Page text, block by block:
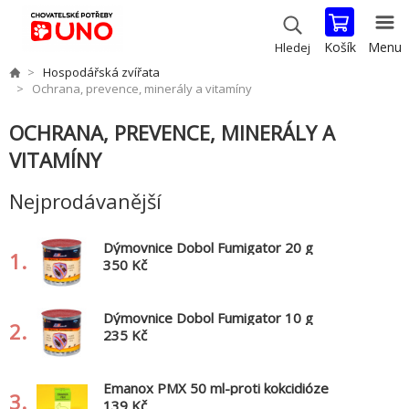
Hledej Košík Menu
Hospodářská zvířata
Ochrana, prevence, minerály a vitamíny
OCHRANA, PREVENCE, MINERÁLY A
VITAMÍNY
Nejprodávanější
1.
Dýmovnice Dobol Fumigator 20 g
350 Kč
2.
Dýmovnice Dobol Fumigator 10 g
235 Kč
3.
Emanox PMX 50 ml-proti kokcidióze
139 Kč